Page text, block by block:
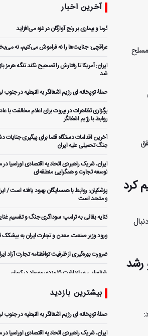
کرد
رشد
آخرین اخبار
گرما و بیماری بر رنج آوارگان در غزه می‌افزاید
عراقچی: جنایت‌ها را نه فراموش می‌کنیم، نه
ایران: آمریکا تا رفتارش را تصحیح نکند تنگه هرمز
شد
حملۀ توپخانه ای رژیم اشغالگر به النبطیه در جنوب
برگزاری تظاهرات در بیروت برای اعلام مخالفت با
روابط با رژیم اشغالگر
آخرین اقدامات دستگاه قضا برای پیگیری جنایات
جنگ تحمیلی علیه ایران
ایران، شریک راهبردی اتحادیه اقتصادی اوراسیا
توسعه تجارت و همگرایی منطقه‌ای
پزشکیان: روابط با همسایگان بهبود یافته است /
و متحد است
کنایه بقائی به ترامپ: سوداگری جنگ و تقسیم
ورود وزیر صنعت، معدن و تجارت ایران به بیشکک
ضرورت بهره‌گیری از ظرفیت توافقنامه تجارت آزاد
️ شناسایی و بازداشت ۲۱ مزدور موساد در کرمان
پزشکیان: سخت‌ترین شرایط پس از انقلاب را با
پشت سر گذاشتیم
عزم راسخ تهران و اسلام‌آباد برای ارتقای سطح
بیشترین بازدید
حملۀ توپخانه ای رژیم اشغالگر به النبطیه در جنوب
ایران، شریک راهبردی اتحادیه اقتصادی اوراسیا